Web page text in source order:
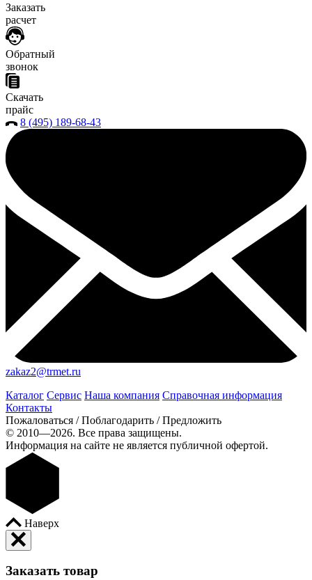
Заказать
расчет
Обратный
звонок
Скачать
прайс
8 (495) 189-68-43
zakaz2@trmet.ru
Каталог Сервис Наша компания Справочная информация
Контакты
Пожаловаться / Поблагодарить / Предложить
© 2010—2026. Все права защищены.
Информация на сайте не является публичной офертой.
Наверх
Заказать товар